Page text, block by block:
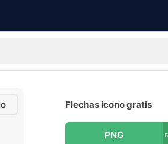
Flechas icono gratis
PNG